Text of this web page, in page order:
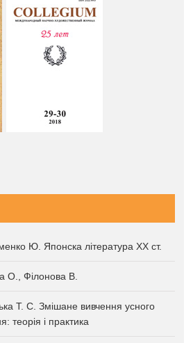
Ю. Японска література XX ст.
О., Філонова В.
Т. С. Змішане вивчення усного
теорія і практика